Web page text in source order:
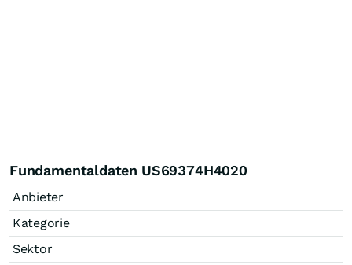
Fundamentaldaten US69374H4020
Anbieter
Kategorie
Sektor